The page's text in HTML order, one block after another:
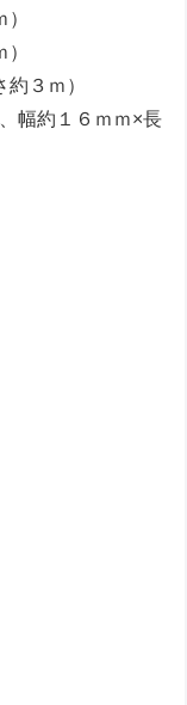
３ｍ）
幅約１６ｍｍ×長